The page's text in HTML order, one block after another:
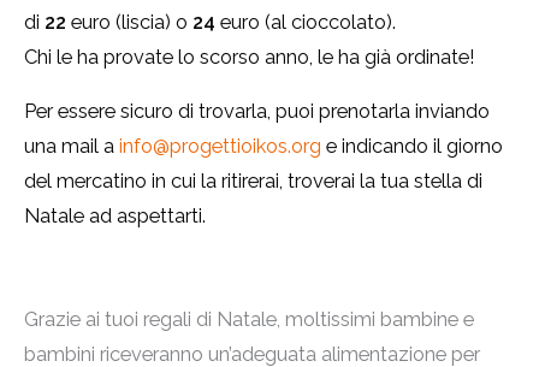
di 22 euro (liscia) o 24 euro (al cioccolato).
Chi le ha provate lo scorso anno, le ha già ordinate!
Per essere sicuro di trovarla, puoi prenotarla inviando
una mail a info@progettioikos.org e indicando il giorno
del mercatino in cui la ritirerai, troverai la tua stella di
Natale ad aspettarti.
Grazie ai tuoi regali di Natale, moltissimi bambine e
bambini riceveranno un’adeguata alimentazione per